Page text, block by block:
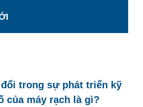
trong sự phát triển kỹ
của máy rạch là gì?